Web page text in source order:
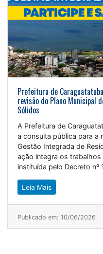
Prefeitura de
revisão do Plano Municipal
Sólidos
A Prefeitura de
a consulta pública para a
Gestão Integrada de
ação integra os
instituída pelo Decreto nº
Leia Mais
Publicado em: 10/06/2026